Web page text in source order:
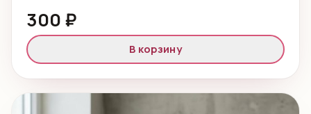
300 ₽
В корзину